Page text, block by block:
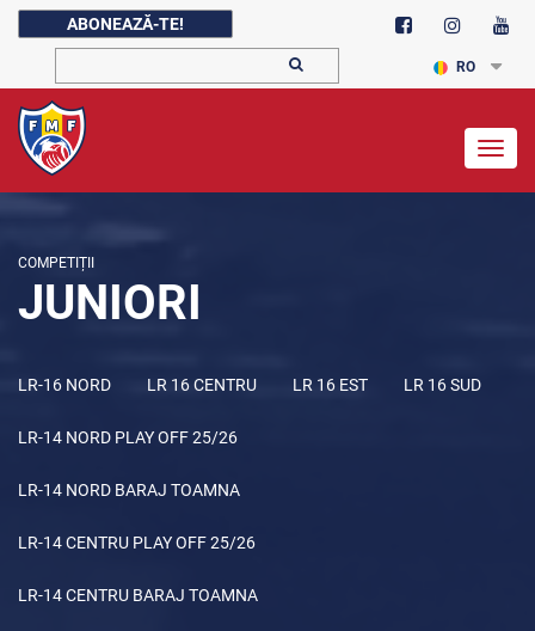
ABONEAZĂ-TE!
RO
COMPETIȚII
JUNIORI
LR-16 NORD LR 16 CENTRU LR 16 EST LR 16 SUD
LR-14 NORD PLAY OFF 25/26
LR-14 NORD BARAJ TOAMNA
LR-14 CENTRU PLAY OFF 25/26
LR-14 CENTRU BARAJ TOAMNA